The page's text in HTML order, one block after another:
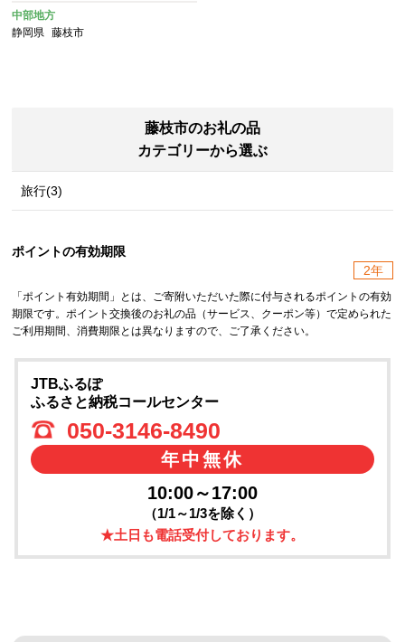
供 子連れ カップル 家族 人
気 おすすめ 旅行クーポン 店
頭 オンライン ネット予約 電
中部地方
静岡県
藤枝市
藤枝市のお礼の品
カテゴリーから選ぶ
旅行(3)
ポイントの有効期限
2年
「ポイント有効期間」とは、ご寄附いただいた際に付与されるポイントの有効
期限です。ポイント交換後のお礼の品（サービス、クーポン等）で定められた
ご利用期間、消費期限とは異なりますので、ご了承ください。
JTBふるぽ
ふるさと納税コールセンター
050-3146-8490
年中無休
10:00～17:00
（1/1～1/3を除く）
★土日も電話受付しております。